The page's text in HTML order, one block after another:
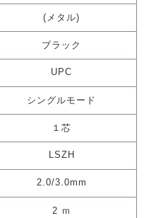
(メタル)
ブラック
UPC
シングルモード
１芯
LSZH
2.0/3.0mm
2 ｍ